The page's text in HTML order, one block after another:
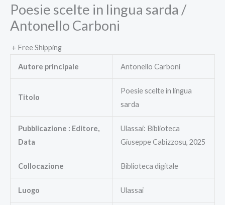
Poesie scelte in lingua sarda /
Antonello Carboni
+ Free Shipping
Autore principale Antonello Carboni
Titolo
Poesie scelte in lingua
sarda
Pubblicazione : Editore,
Data
Ulassai: Biblioteca
Giuseppe Cabizzosu, 2025
Collocazione Biblioteca digitale
Luogo Ulassai